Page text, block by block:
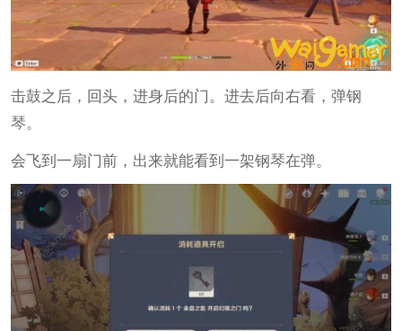
击鼓之后，回头，进身后的门。进去后向右看，弹钢
琴。
会飞到一扇门前，出来就能看到一架钢琴在弹。